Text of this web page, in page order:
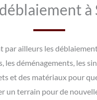
à
ailleurs les
déménagements, les
et des matériaux pour
un terrain pour de